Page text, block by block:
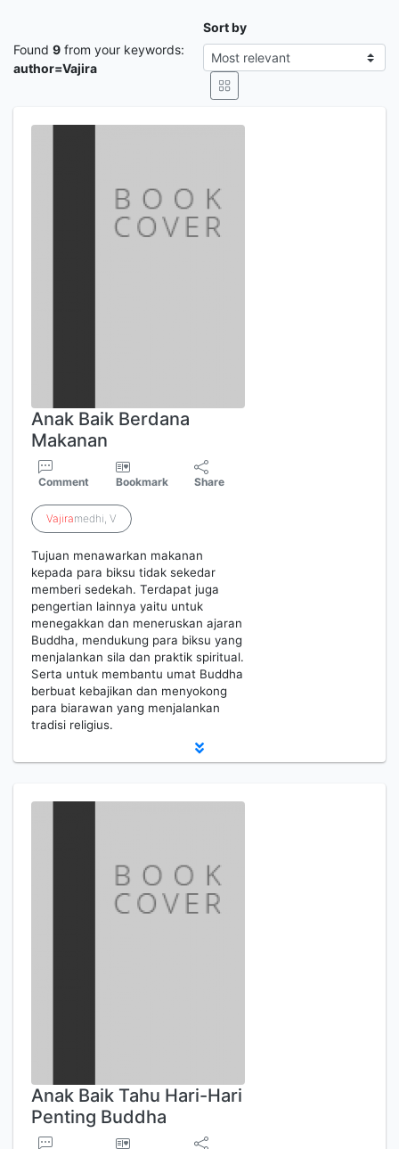
Found 9 from your keywords:
author=Vajira
Sort by
Anak Baik Berdana
Makanan
Comment Bookmark Share
Vajiramedhi, V
Tujuan menawarkan makanan
kepada para biksu tidak sekedar
memberi sedekah. Terdapat juga
pengertian lainnya yaitu untuk
menegakkan dan meneruskan ajaran
Buddha, mendukung para biksu yang
menjalankan sila dan praktik spiritual.
Serta untuk membantu umat Buddha
berbuat kebajikan dan menyokong
para biarawan yang menjalankan
tradisi religius.
Anak Baik Tahu Hari-Hari
Penting Buddha